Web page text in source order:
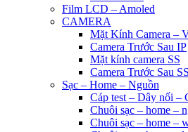
Film LCD – Amoled
CAMERA
Mặt Kính Camera –
Camera Trước Sau IP
Mặt kính camera SS
Camera Trước Sau SS
Sạc – Home – Nguồn
Cáp test – Dây nối –
Chuôi sạc – home –
Chuôi sạc – home –